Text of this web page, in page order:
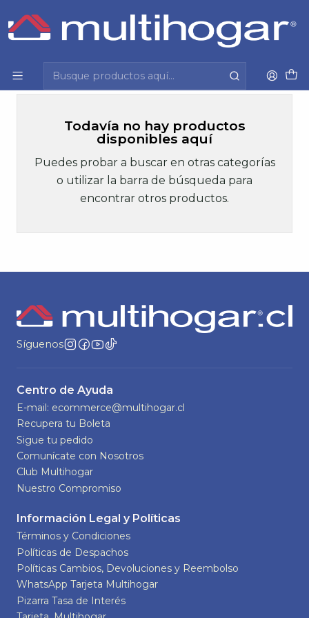
Inicio Sandalia
Sandalia
Todavía no hay productos
disponibles aquí
Puedes probar a buscar en otras categorías
o utilizar la barra de búsqueda para
encontrar otros productos.
Síguenos
Centro de Ayuda
E-mail: ecommerce@multihogar.cl
Recupera tu Boleta
Sigue tu pedido
Comunícate con Nosotros
Club Multihogar
Nuestro Compromiso
Información Legal y Políticas
Términos y Condiciones
Políticas de Despachos
Políticas Cambios, Devoluciones y Reembolso
WhatsApp Tarjeta Multihogar
Pizarra Tasa de Interés